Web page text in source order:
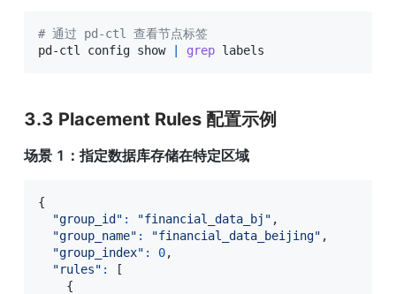
# 通过 pd-ctl 查看节点标签
pd-ctl config show
grep labels
3.3 Placement Rules 配置示例
场景 1：指定数据库存储在特定区域
{
"group_id" : "financial_data_bj" ,
"group_name" : "financial_data_beijing" ,
"group_index" : 0,
"rules" :
[
{